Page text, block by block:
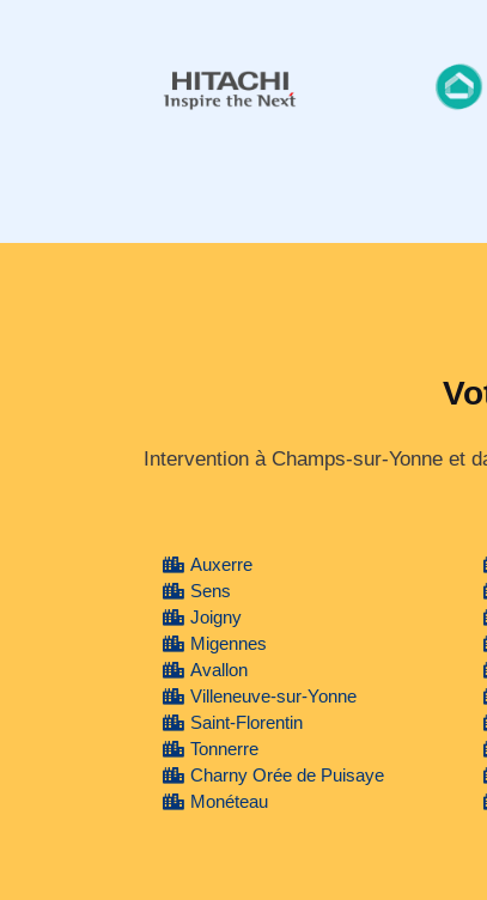
Intervention à Champs-sur-Yonne et
Auxerre
Sens
Joigny
Migennes
Avallon
Villeneuve-sur-Yonne
Saint-Florentin
Tonnerre
Charny Orée de Puisaye
Monéteau